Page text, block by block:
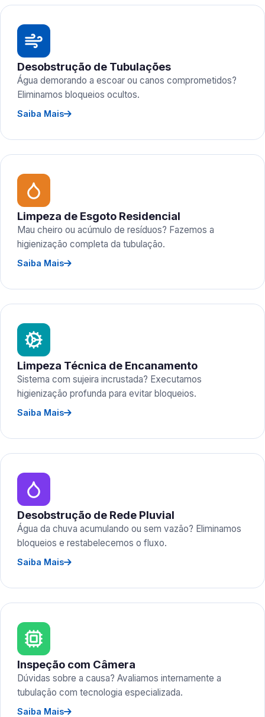
Desobstrução de Tubulações
Água demorando a escoar ou canos comprometidos?
Eliminamos bloqueios ocultos.
Saiba Mais
Limpeza de Esgoto Residencial
Mau cheiro ou acúmulo de resíduos? Fazemos a
higienização completa da tubulação.
Saiba Mais
Limpeza Técnica de Encanamento
Sistema com sujeira incrustada? Executamos
higienização profunda para evitar bloqueios.
Saiba Mais
Desobstrução de Rede Pluvial
Água da chuva acumulando ou sem vazão? Eliminamos
bloqueios e restabelecemos o fluxo.
Saiba Mais
Inspeção com Câmera
Dúvidas sobre a causa? Avaliamos internamente a
tubulação com tecnologia especializada.
Saiba Mais